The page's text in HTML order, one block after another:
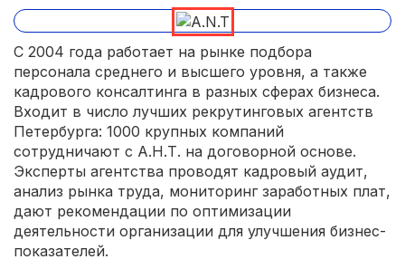
С 2004 года работает на рынке подбора
персонала среднего и высшего уровня, а также
кадрового консалтинга в разных сферах бизнеса.
Входит в число лучших рекрутинговых агентств
Петербурга: 1000 крупных компаний
сотрудничают с А.Н.Т. на договорной основе.
Эксперты агентства проводят кадровый аудит,
анализ рынка труда, мониторинг заработных плат,
дают рекомендации по оптимизации
деятельности организации для улучшения бизнес-
показателей.